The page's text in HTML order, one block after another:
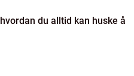
du alltid kan huske å